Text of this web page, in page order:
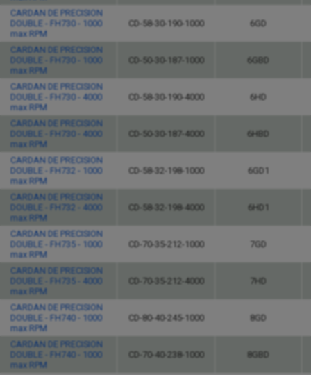
CARDAN DE PRECISION
DOUBLE - FH730 - 1000
max RPM
CD-58-30-190-1000 6GD
CARDAN DE PRECISION
DOUBLE - FH730 - 1000
max RPM
CD-50-30-187-1000 6GBD
CARDAN DE PRECISION
DOUBLE - FH730 - 4000
max RPM
CD-58-30-190-4000 6HD
CARDAN DE PRECISION
DOUBLE - FH730 - 4000
max RPM
CD-50-30-187-4000 6HBD
CARDAN DE PRECISION
DOUBLE - FH732 - 1000
max RPM
CD-58-32-198-1000 6GD1
CARDAN DE PRECISION
DOUBLE - FH732 - 4000
max RPM
CD-58-32-198-4000 6HD1
CARDAN DE PRECISION
DOUBLE - FH735 - 1000
max RPM
CD-70-35-212-1000 7GD
CARDAN DE PRECISION
DOUBLE - FH735 - 4000
max RPM
CD-70-35-212-4000 7HD
CARDAN DE PRECISION
DOUBLE - FH740 - 1000
max RPM
CD-80-40-245-1000 8GD
CARDAN DE PRECISION
DOUBLE - FH740 - 1000
max RPM
CD-70-40-238-1000 8GBD